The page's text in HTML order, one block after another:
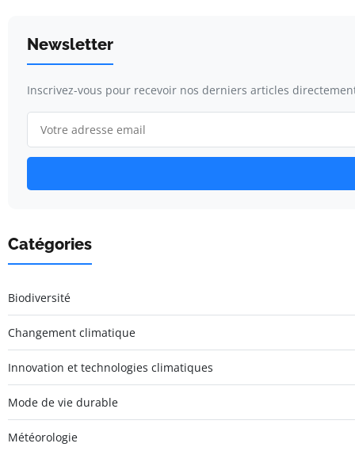
Newsletter
Inscrivez-vous pour recevoir nos derniers articles
Catégories
Biodiversité
Changement climatique
Innovation et technologies climatiques
Mode de vie durable
Météorologie